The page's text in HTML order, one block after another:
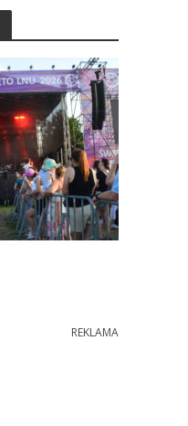
REKLAMA